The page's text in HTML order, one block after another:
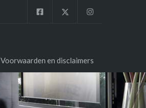
Voorwaarden en disclaimers